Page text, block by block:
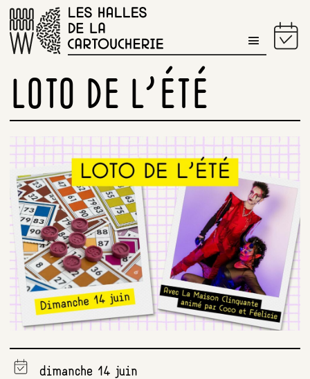
PROGRAMME DU JOUR
LOTO DE L’ÉTÉ
dimanche 14 juin